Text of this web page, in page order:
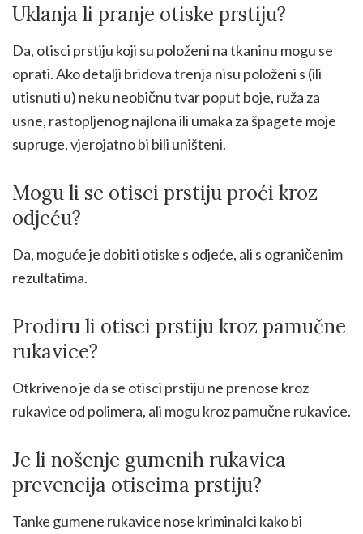
Uklanja li pranje otiske prstiju?
Da, otisci prstiju koji su položeni na tkaninu mogu se
oprati. Ako detalji bridova trenja nisu položeni s (ili
utisnuti u) neku neobičnu tvar poput boje, ruža za
usne, rastopljenog najlona ili umaka za špagete moje
supruge, vjerojatno bi bili uništeni.
Mogu li se otisci prstiju proći kroz
odjeću?
Da, moguće je dobiti otiske s odjeće, ali s ograničenim
rezultatima.
Prodiru li otisci prstiju kroz pamučne
rukavice?
Otkriveno je da se otisci prstiju ne prenose kroz
rukavice od polimera, ali mogu kroz pamučne rukavice.
Je li nošenje gumenih rukavica
prevencija otiscima prstiju?
Tanke gumene rukavice nose kriminalci kako bi